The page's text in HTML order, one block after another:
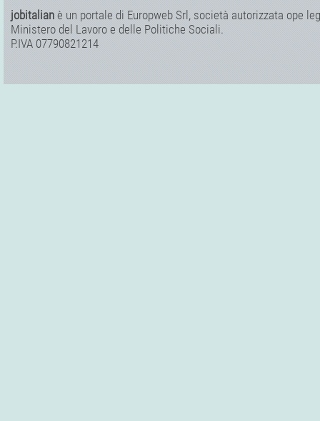
jobitalian è un portale di Europweb Srl, società autorizzata ope
Ministero del Lavoro e delle Politiche Sociali.
P.IVA 07790821214